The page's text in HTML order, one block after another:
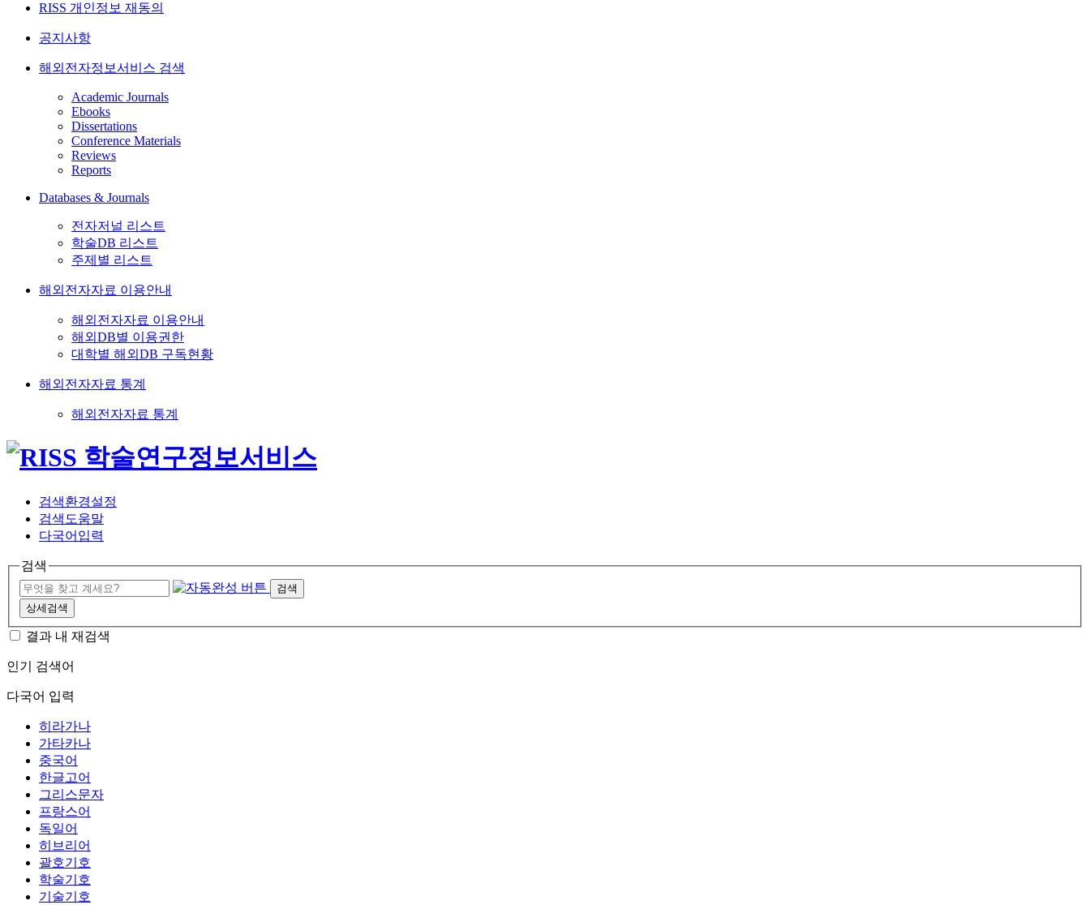
RISS 개인정보 재동의
공지사항
해외전자정보서비스 검색
Academic Journals
Ebooks
Dissertations
Conference Materials
Reviews
Reports
Databases & Journals
전자저널 리스트
학술DB 리스트
주제별 리스트
해외전자자료 이용안내
해외전자자료 이용안내
해외DB별 이용권한
대학별 해외DB 구독현황
해외전자자료 통계
해외전자자료 통계
검색환경설정
검색도움말
다국어입력
검색
검색
상세검색
결과 내 재검색
인기 검색어
다국어 입력
히라가나
가타카나
중국어
한글고어
그리스문자
프랑스어
독일어
히브리어
괄호기호
학술기호
기술기호